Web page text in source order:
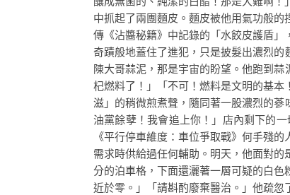
中抓起了兩團麵皮。麵皮被他用氣功般
傳《沾醬秘籍》中記錄的「水餃皮護盾
奇蹟般地蓋住了進犯，只是披髮出濃烈
陳大哥蒜泥，那是宇宙的盼望。他跑到
杞燃料了！」「不可！燃料是文明的基
滋」的稍微煎煮聲，隨同著一股濃烈的
油黨餘孽！我會追上你！」店內剩下的
《平行停車維度：車位爭取戰》何手殘
需求時供給過任何輔助。明天，他面對
分的泊車格，下面還灑著一層可疑的白
近於零。」「請斟酌廢棄醫治。」他疏